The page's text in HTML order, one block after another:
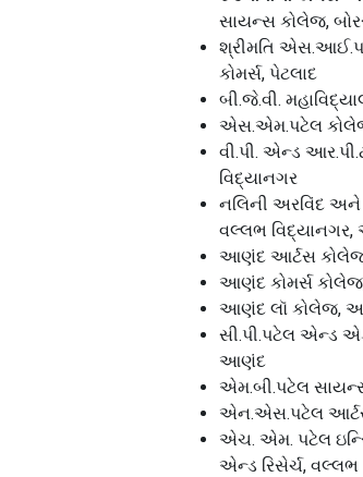
સાયન્સ કોલેજ,
શ્રીમતિ
કોમર્સ, પેટલાદ
બી.જે.વી.
એસ.એમ.પટેલ
વી.પી. એન્ડ
વિદ્યાનગર
નલિની અરવિંદ અને
વલ્લભ
આણંદ આર્ટસ
આણંદ કોમર્સ
આણંદ લૉ કોલેજ,
સી.પી.પટેલ એન્ડ
આણંદ
એમ.બી.પટેલ
એન.એસ.પટેલ
એચ. એમ. પટેલ
એન્ડ રિસેર્ચ, વલ્લભ